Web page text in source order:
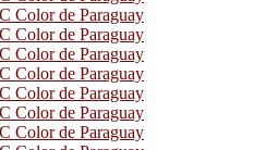
Color de Paraguay
Color de Paraguay
Color de Paraguay
Color de Paraguay
Color de Paraguay
Color de Paraguay
Color de Paraguay